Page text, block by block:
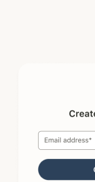
w nowym